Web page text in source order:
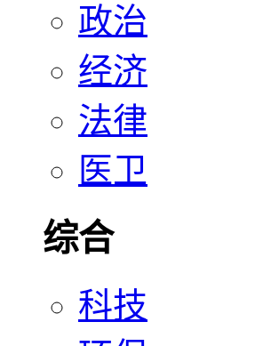
政治
经济
法律
医卫
综合
科技